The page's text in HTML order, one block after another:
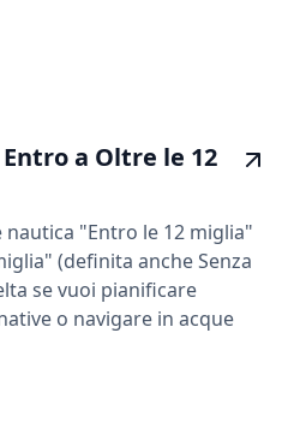
a Oltre le 12
nautica "Entro le 12 miglia"
(definita anche Senza
se vuoi pianificare
o navigare in acque